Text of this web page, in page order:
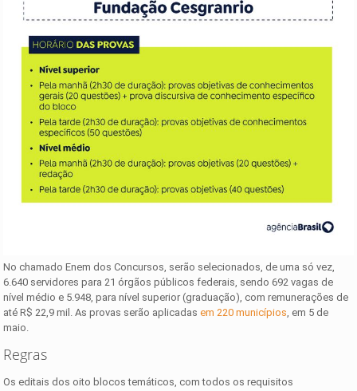
No chamado Enem dos Concursos, serão selecionados, de uma só vez,
6.640 servidores para 21 órgãos públicos federais, sendo 692 vagas de
nível médio e 5.948, para nível superior (graduação), com remunerações de
até R$ 22,9 mil. As provas serão aplicadasem 220 municípios, em 5 de
maio.
Regras
Os editais dos oito blocos temáticos, com todos os requisitos